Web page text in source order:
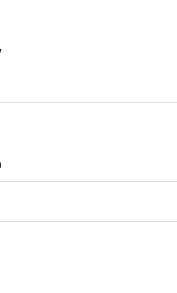
een terugbetaling na
wordt gedaan via de